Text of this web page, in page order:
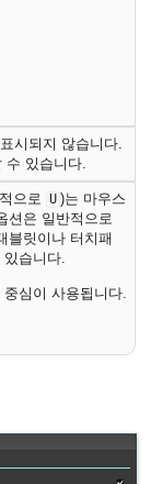
시되지 않습니다.
있습니다.
으로 U )는 마우스
션은 일반적으로
블릿이나 터치패
습니다.
심이 사용됩니다.